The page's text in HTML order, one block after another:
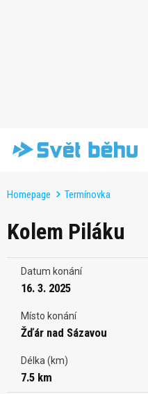
Homepage Termínovka
Kolem Piláku
Datum konání
16. 3. 2025
Místo konání
Žďár nad Sázavou
Délka (km)
7.5 km